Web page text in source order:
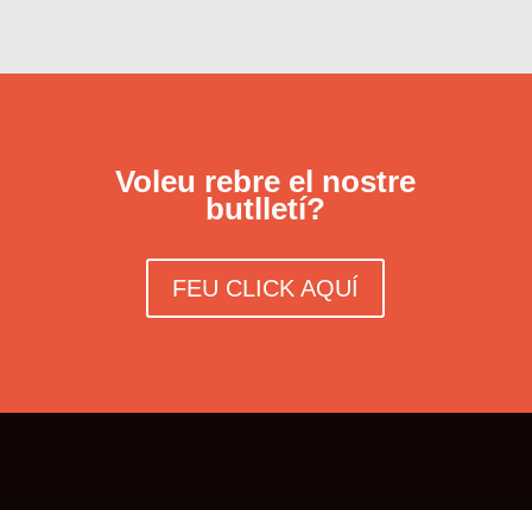
Voleu rebre el nostre
butlletí?
FEU CLICK AQUÍ